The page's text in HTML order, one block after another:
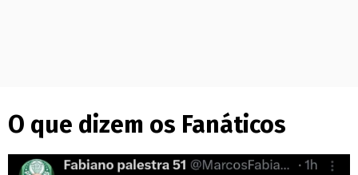
O que dizem os Fanáticos